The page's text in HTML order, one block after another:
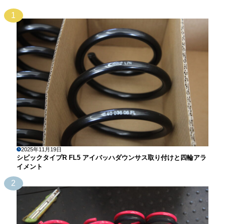
1
2025年11月19日
シビックタイプR FL5 アイバッハダウンサス取り付けと四輪アラ
イメント
2